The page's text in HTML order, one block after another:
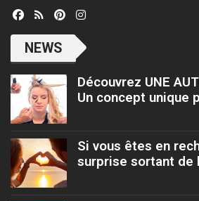
NEWS
Découvrez UNE
Un concept unique
Si vous êtes en
surprise sortant de